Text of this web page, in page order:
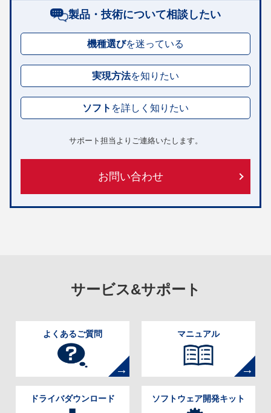
製品・技術について相談したい
機種選びを迷っている
実現方法を知りたい
ソフト を詳しく知りたい
サポート担当よりご連絡いたします。
お問い合わせ
サービス&サポート
よくあるご質問 マニュアル
ドライバダウンロード ソフトウェア開発キット